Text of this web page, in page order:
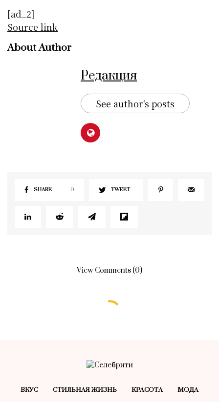
[ad_2]
Source link
About Author
Редакция
See author's posts
SHARE 0 TWEET
View Comments (0)
ВКУС СТИЛЬНАЯ ЖИЗНЬ КРАСОТA МОДА